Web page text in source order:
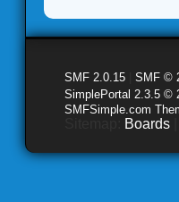
SMF 2.0.15 SMF ©
SimplePortal 2.3.5 ©
SMFSimple.com
Boards